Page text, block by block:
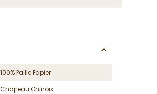
100% Paille Papier
Chapeau Chinois